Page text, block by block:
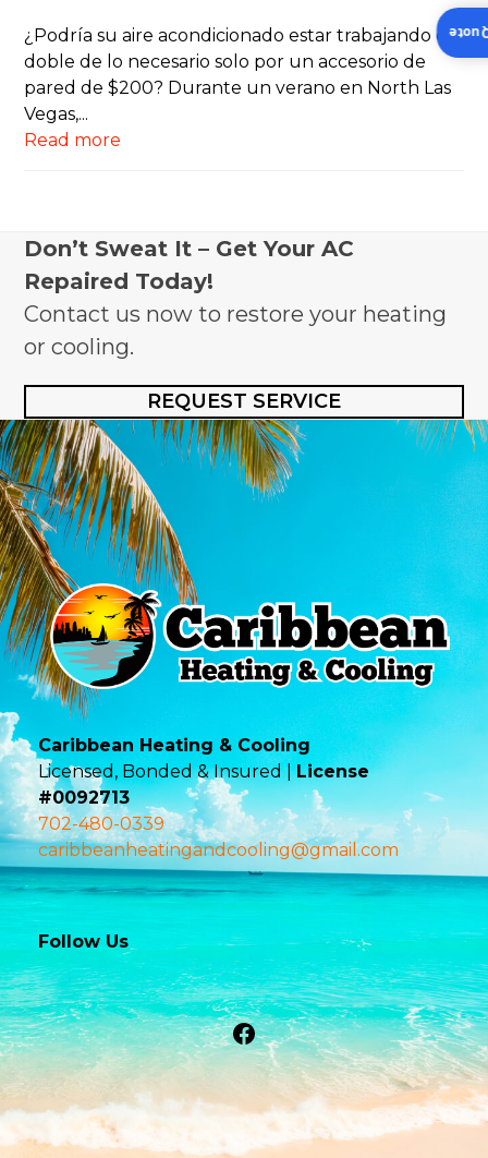
¿Podría su aire acondicionado estar trabajando el
doble de lo necesario solo por un accesorio de
pared de $200? Durante un verano en North Las
Vegas,...
Read more
Don’t Sweat It – Get Your AC
Repaired Today!
Contact us now to restore your heating
or cooling.
REQUEST SERVICE
Caribbean Heating & Cooling
Licensed, Bonded & Insured |License
#0092713
702-480-0339
caribbeanheatingandcooling@gmail.com
Follow Us
Facebook